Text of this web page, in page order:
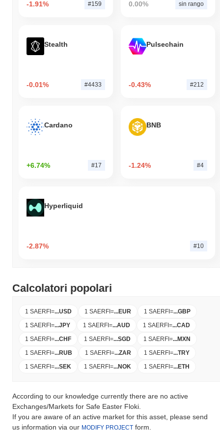
-1.91% #159 0.00% sin rango
Stealth
-0.01% #4433
Pulsechain
-0.43% #212
Cardano
+6.74% #17
BNB
-1.24% #4
Hyperliquid
-2.87% #10
Calcolatori popolari
1 SAERFI=...USD 1 SAERFI=...EUR 1 SAERFI=...GBP
1 SAERFI=...JPY 1 SAERFI=...AUD 1 SAERFI=...CAD
1 SAERFI=...CHF 1 SAERFI=...SGD 1 SAERFI=...MXN
1 SAERFI=...RUB 1 SAERFI=...ZAR 1 SAERFI=...TRY
1 SAERFI=...SEK 1 SAERFI=...NOK 1 SAERFI=...ETH
According to our knowledge currently there are no active
Exchanges/Markets for Safe Easter Floki.
If you are aware of an active market for this asset, please send
us information via our MODIFY PROJECT form.